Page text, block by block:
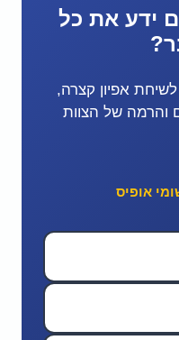
את כל
אפיון קצרה,
של הצוות
אופיס